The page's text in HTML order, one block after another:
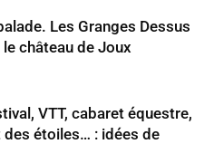
Les Granges Dessus
château de Joux
VTT, cabaret équestre,
des étoiles… : idées de